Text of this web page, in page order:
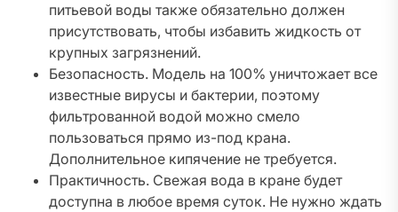
питьевой воды также обязательно должен
присутствовать, чтобы избавить жидкость от
крупных загрязнений.
Безопасность. Модель на 100% уничтожает все
известные вирусы и бактерии, поэтому
фильтрованной водой можно смело
пользоваться прямо из-под крана.
Дополнительное кипячение не требуется.
Практичность. Свежая вода в кране будет
доступна в любое время суток. Не нужно ждать